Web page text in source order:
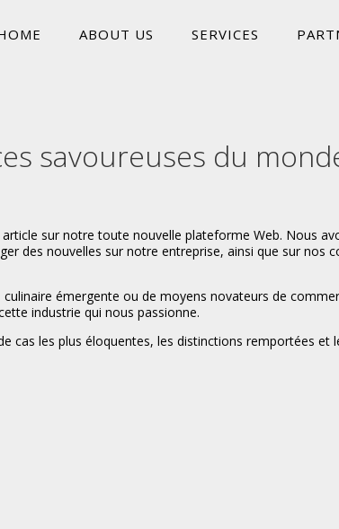
ABOUT US SERVICES
savoureuses du
sur notre toute nouvelle plateforme Web. Nous
des nouvelles sur notre entreprise, ainsi que sur nos
culinaire émergente ou de moyens novateurs de
industrie qui nous passionne.
cas les plus éloquentes, les distinctions remportées et